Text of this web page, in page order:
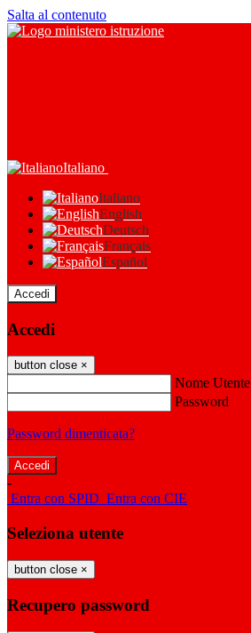
Salta al contenuto
Italiano
Italiano
English
Deutsch
Français
Español
Accedi
Accedi
button close ×
Nome Utente
Password
Password dimenticata?
-
Entra con SPID Entra con CIE
Seleziona utente
button close ×
Recupero password